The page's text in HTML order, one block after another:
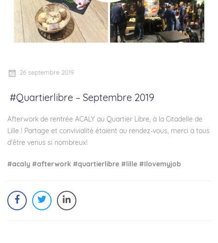
26 septembre 2019
#Quartierlibre – Septembre 2019
Afterwork de rentrée ACALY au Quartier Libre, à la Citadelle de
Lille ! Partage et convivialité étaient au rendez-vous, merci à tous
d'être venus si nombreux!
#acaly #afterwork #quartierlibre #lille #Ilovemyjob